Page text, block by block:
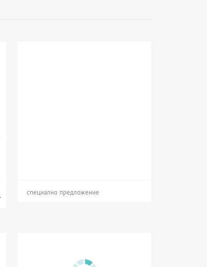
специално предложение